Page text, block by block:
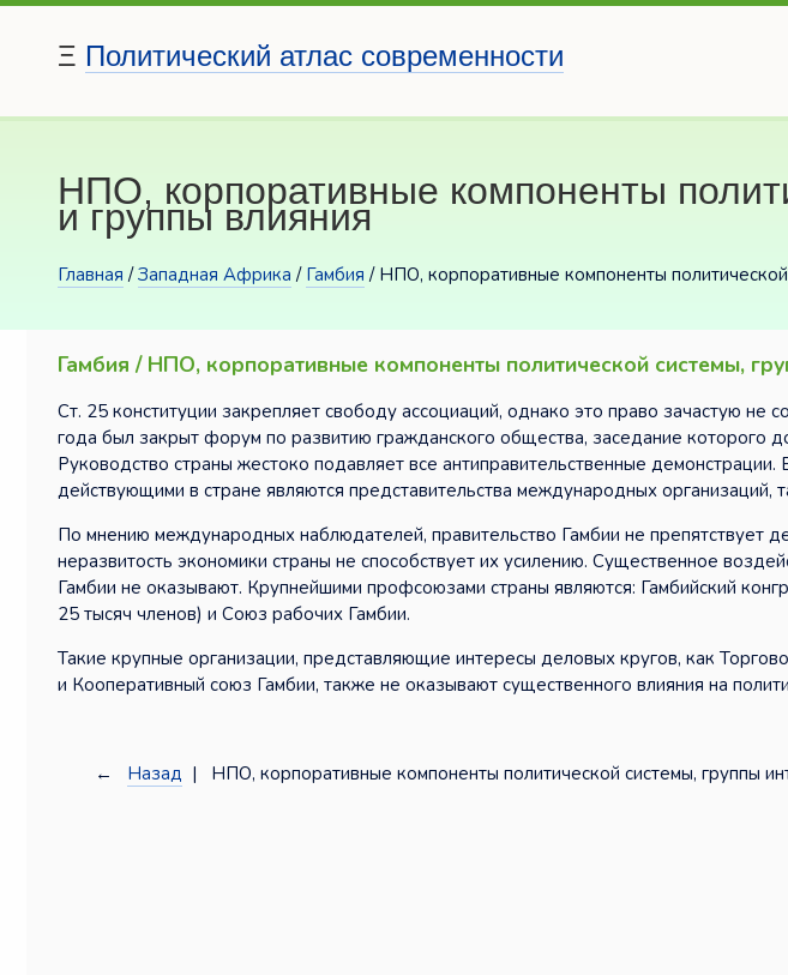
Ξ Политический атлас современности
НПО, корпоративные компоненты
и группы влияния
Главная /Западная Африка / Гамбия / НПО, корпоративные компоненты
Гамбия / НПО, корпоративные компоненты политической системы,
Ст. 25 конституции закрепляет свободу ассоциаций, однако это право зачастую не
года был закрыт форум по развитию гражданского общества, заседание которого
Руководство страны жестоко подавляет все антиправительственные
действующими в стране являются представительства международных организаций,
По мнению международных наблюдателей, правительство Гамбии не препятствует
неразвитость экономики страны не способствует их усилению. Существенное
Гамбии не оказывают. Крупнейшими профсоюзами страны являются: Гамбийский
25 тысяч членов) и Союз рабочих Гамбии.
Такие крупные организации, представляющие интересы деловых кругов, как
и Кооперативный союз Гамбии, также не оказывают существенного влияния на
← Назад | НПО, корпоративные компоненты политической системы, группы